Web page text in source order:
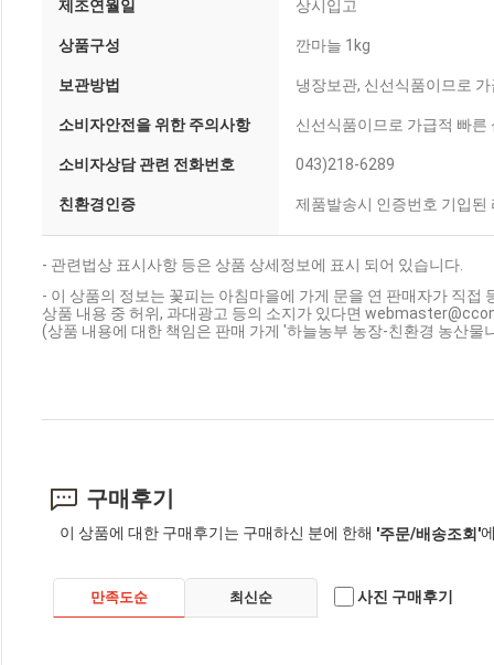
제조연월일 상시입고
상품구성 깐마늘 1kg
보관방법 냉장보관, 신선식품이므로
소비자안전을 위한 주의사항 신선식품이므로 가급적 빠른
소비자상담 관련 전화번호 043)218-6289
친환경인증 제품발송시 인증번호 기입된
- 관련법상 표시사항 등은 상품 상세정보에 표시 되어 있습니다.
- 이 상품의 정보는 꽃피는 아침마을에 가게 문을 연 판매자가 직접
상품 내용 중 허위, 과대광고 등의 소지가 있다면
(상품 내용에 대한 책임은 판매 가게 '하늘농부 농장-친환경 농산물
구매후기
이 상품에 대한 구매후기는 구매하신 분에 한해 '주문/배송조회'
만족도순 최신순 사진 구매후기